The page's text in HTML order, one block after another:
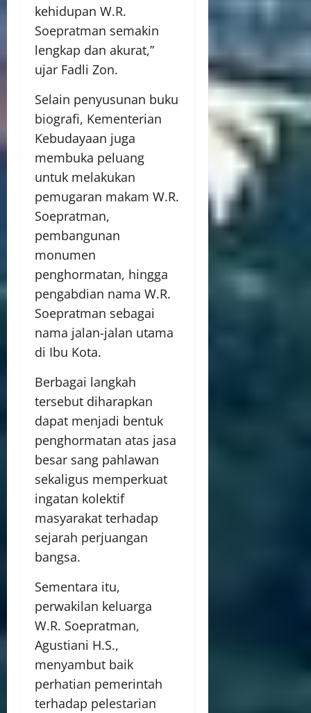
kehidupan W.R.
Soepratman semakin
lengkap dan akurat,”
ujar Fadli Zon.
Selain penyusunan buku
biografi, Kementerian
Kebudayaan juga
membuka peluang
untuk melakukan
pemugaran makam W.R.
Soepratman,
pembangunan
monumen
penghormatan, hingga
pengabdian nama W.R.
Soepratman sebagai
nama jalan-jalan utama
di Ibu Kota.
Berbagai langkah
tersebut diharapkan
dapat menjadi bentuk
penghormatan atas jasa
besar sang pahlawan
sekaligus memperkuat
ingatan kolektif
masyarakat terhadap
sejarah perjuangan
bangsa.
Sementara itu,
perwakilan keluarga
W.R. Soepratman,
Agustiani H.S.,
menyambut baik
perhatian pemerintah
terhadap pelestarian